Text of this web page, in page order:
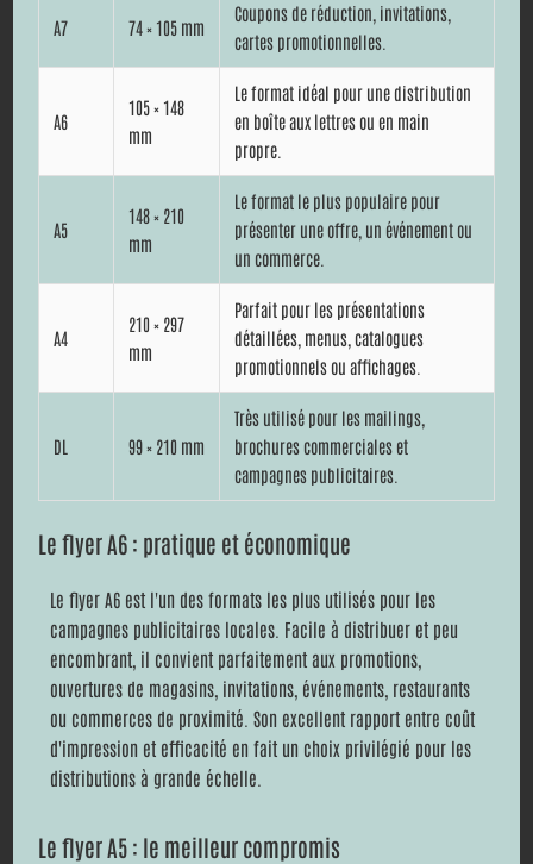
A7 74 × 105 mm
Coupons de réduction, invitations,
cartes promotionnelles.
A6
105 × 148
mm
Le format idéal pour une distribution
en boîte aux lettres ou en main
propre.
A5
148 × 210
mm
Le format le plus populaire pour
présenter une offre, un événement ou
un commerce.
A4
210 × 297
mm
Parfait pour les présentations
détaillées, menus, catalogues
promotionnels ou affichages.
DL 99 × 210 mm
Très utilisé pour les mailings,
brochures commerciales et
campagnes publicitaires.
Le flyer A6 : pratique et économique
Le flyer A6 est l'un des formats les plus utilisés pour les
campagnes publicitaires locales. Facile à distribuer et peu
encombrant, il convient parfaitement aux promotions,
ouvertures de magasins, invitations, événements, restaurants
ou commerces de proximité. Son excellent rapport entre coût
d'impression et efficacité en fait un choix privilégié pour les
distributions à grande échelle.
Le flyer A5 : le meilleur compromis